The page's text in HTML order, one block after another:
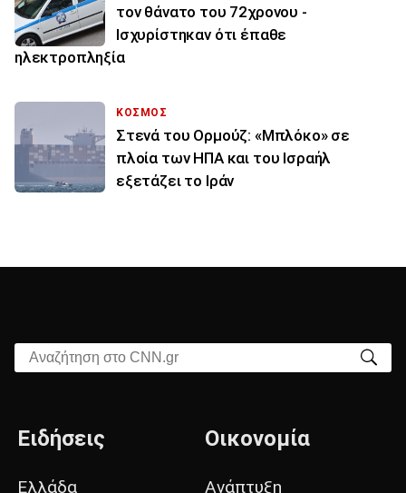
τον θάνατο του 72χρονου -
Ισχυρίστηκαν ότι έπαθε
ηλεκτροπληξία
ΚΟΣΜΟΣ
Στενά του Ορμούζ: «Μπλόκο» σε
πλοία των ΗΠΑ και του Ισραήλ
εξετάζει το Ιράν
Αναζήτηση στο CNN.gr
Ειδήσεις
Ελλάδα
Οικονομία
Ανάπτυξη